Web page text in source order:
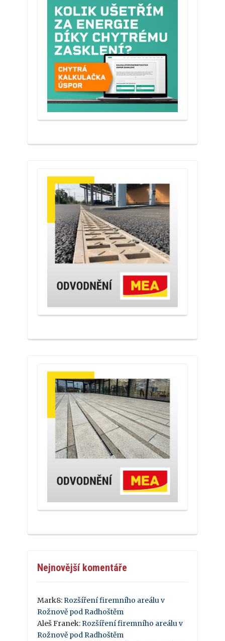
Nejnovější komentáře
Mark8: Rozšíření firemního areálu v
Rožnově pod Radhoštěm
Aleš Franek: Rozšíření firemního areálu v
Rožnově pod Radhoštěm